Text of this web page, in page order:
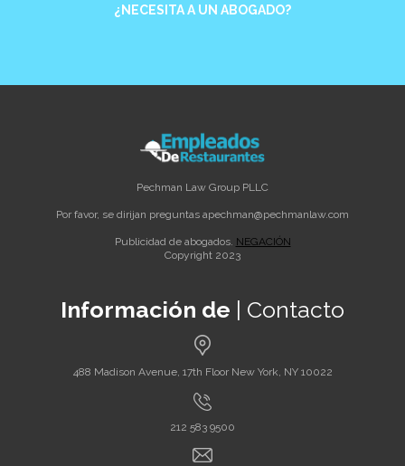
¿NECESITA A UN ABOGADO?
Pechman Law Group PLLC
Por favor, se dirijan preguntas apechman@pechmanlaw.com
Publicidad de abogados. NEGACIÓN
Copyright 2023
Información de | Contacto
488 Madison Avenue, 17th Floor New York, NY 10022
212 583 9500